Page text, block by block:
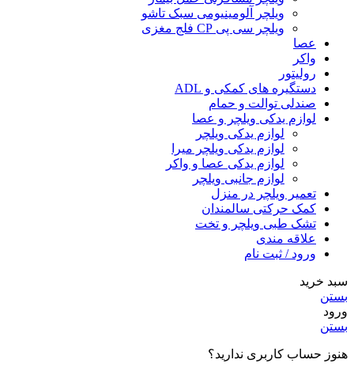
ویلچر آلومینیومی سبک تاشو
ویلچر سی پی CP فلج مغزی
عصا
واکر
رولیتور
دستگیره های کمکی و ADL
صندلی توالت و حمام
لوازم یدکی ویلچر و عصا
لوازم یدکی ویلچر
لوازم یدکی ویلچر میرا
لوازم یدکی عصا و واکر
لوازم جانبی ویلچر
تعمیر ویلچر در منزل
کمک حرکتی سالمندان
تشک طبی ویلچر و تخت
علاقه مندی
ورود / ثبت نام
سبد خرید
بستن
ورود
بستن
هنوز حساب کاربری ندارید؟